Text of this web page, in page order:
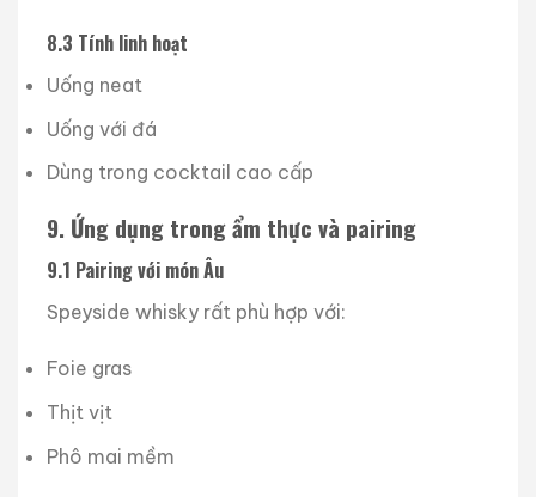
8.3 Tính linh hoạt
Uống neat
Uống với đá
Dùng trong cocktail cao cấp
9. Ứng dụng trong ẩm thực và pairing
9.1 Pairing với món Âu
Speyside whisky rất phù hợp với:
Foie gras
Thịt vịt
Phô mai mềm